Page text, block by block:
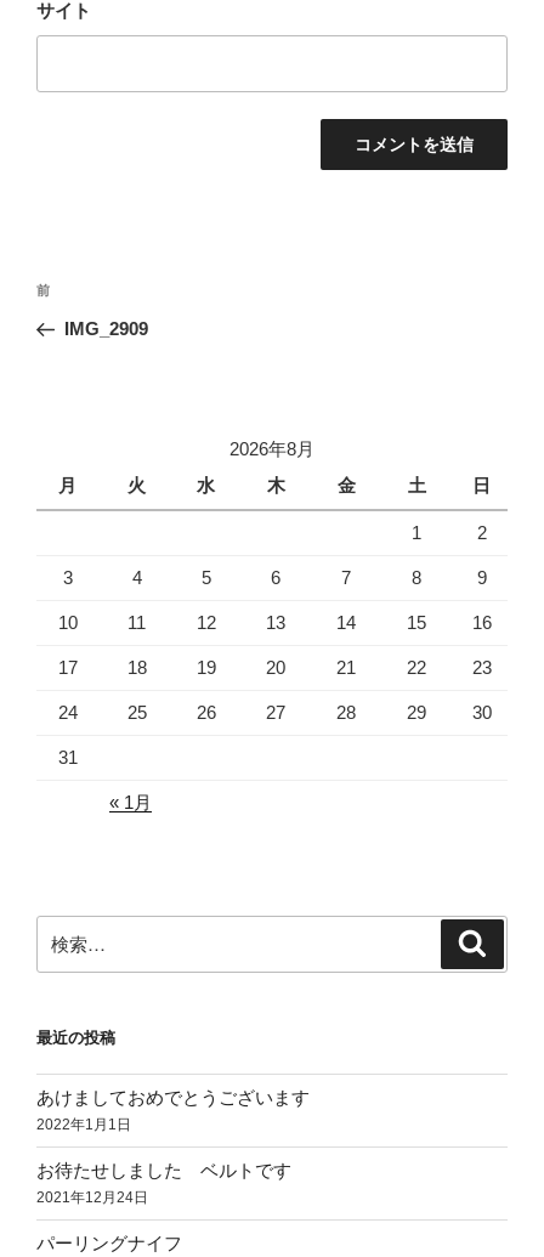
サイト
投
ナ
ョ
前
の
前
IMG_2909
2026年8月
月
火 水 木 金 土 日
1 2
3 4 5 6 7 8 9
10 11 12 13 14 15 16
17 18 19 20 21 22 23
24 25 26 27 28 29 30
31
« 1月
索:
最近の投稿
あけましておめでとうございます
2022年1月1日
お待たせしました ベルトです
2021年12月24日
パーリングナイフ